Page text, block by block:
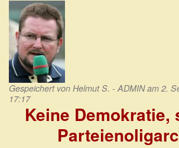
Gespeichert von Helmut S. - ADMINam 2.
17:17
Keine Demokratie,